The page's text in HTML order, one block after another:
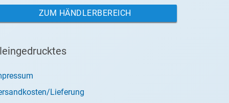
ZUM HÄNDLERBEREICH
Lieferung